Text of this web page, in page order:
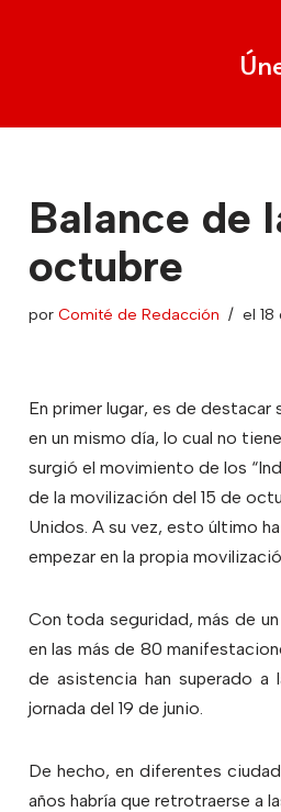
Balance de
octubre
por Comité de Redacción el 18
En primer lugar, es de
en un mismo día, lo cual no
surgió el movimiento de los
de la movilización del 15 de
Unidos. A su vez, esto último
empezar en la propia
Con toda seguridad, más de
en las más de 80
de asistencia han superado a
jornada del 19 de junio.
De hecho, en diferentes
años habría que retrotraerse a